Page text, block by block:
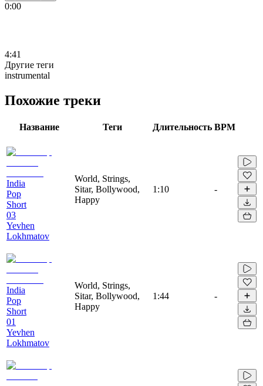
0:00
4:41
Другие теги
instrumental
Похожие треки
Название Теги Длительность BPM
India
Pop
Short
03
Yevhen
Lokhmatov
World, Strings,
Sitar, Bollywood,
Happy
1:10 -
India
Pop
Short
01
Yevhen
Lokhmatov
World, Strings,
Sitar, Bollywood,
Happy
1:44 -